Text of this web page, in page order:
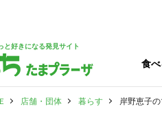
と好きになる発見サイト
食
パン
スイ
ラン
カフ
店舗・団体 暮らす 岸野恵子